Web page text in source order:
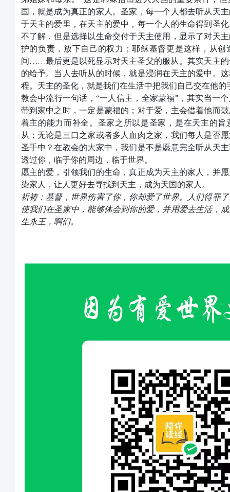
国，就是成为真正的家人。圣家，每一个人都去听从天
于天主的爱里，在天主的爱中，每一个人的生命得到圣
不了解，但是选择以生命交付于天主使用，显示了对天
护的负责，放下自己的权力；耶稣基督更是这样，从
间……最后更是以死显示对天主圣父的服从。其实天主
的给予。当人去听从的时候，就是浸润在天主的爱中。
程。天主的圣化，就是我们在生活中把我们自己交在他的
教会中流行一句话，“一人信主，全家蒙福”，其实当一
带到家中之时，一定是蒙福的；对于爱，主会借着他而
着主的能力而补全。圣家之所以是圣家，是在天主的
从；无论是三口之家或者多人血肉之家，我们每人是否
圣手中？在教会的大家中，我们是不是愿意完全听从天
透过你，临于你的周边，临于世界。
愿主的爱，引领我们的生命，真正成为天主的家人，并
染家人，让人更好去寻找到天主，成为天国的家人。
祈祷： 基督，世界伤害了你，你却爱了世界。 人们得罪
使我们在圣家中，能够体会到你的爱，并用爱去生活，
生永王，啊们。